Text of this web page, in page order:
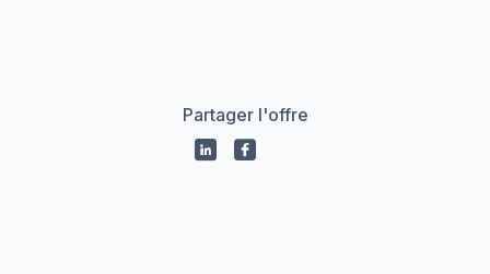
Partager l'offre